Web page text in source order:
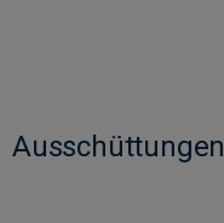
Ausschüttungen